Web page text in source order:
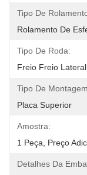
Tipo De
Rolamento De
Tipo De Roda:
Freio Freio
Tipo De
Placa Superior
Amostra:
1 Peça, Preço
Detalhes Da